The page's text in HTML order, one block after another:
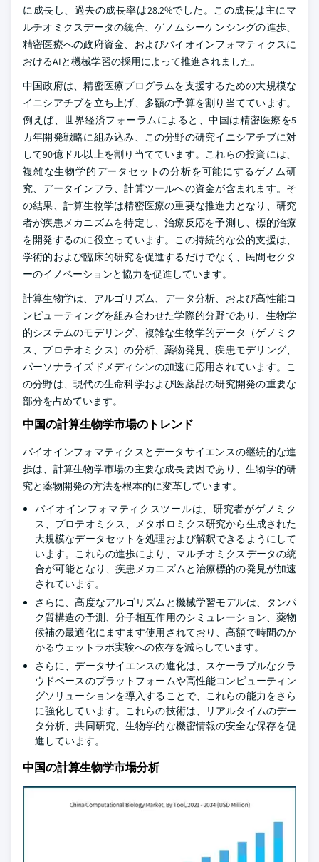
に成長し、過去の成長率は28.2%でした。この成長は主にマ
ルチオミクスデータの統合、ゲノムシーケンシングの進歩、
精密医療への政府資金、およびバイオインフォマティクスに
おけるAIと機械学習の採用によって推進されました。
中国政府は、精密医療プログラムを支援するための大規模な
イニシアチブを立ち上げ、多額の予算を割り当てています。
例えば、世界経済フォーラムによると、中国は精密医療を5
カ年開発戦略に組み込み、この分野の研究イニシアチブに対
して90億ドル以上を割り当てています。これらの投資には、
複雑な生物学的データセットの分析を可能にするゲノム研
究、データインフラ、計算ツールへの資金が含まれます。そ
の結果、計算生物学は精密医療の重要な推進力となり、研究
者が疾患メカニズムを特定し、治療反応を予測し、標的治療
を開発するのに役立っています。この持続的な公的支援は、
学術的および臨床的研究を促進するだけでなく、民間セクタ
ーのイノベーションと協力を促進しています。
計算生物学は、アルゴリズム、データ分析、および高性能コ
ンピューティングを組み合わせた学際的分野であり、生物学
的システムのモデリング、複雑な生物学的データ（ゲノミク
ス、プロテオミクス）の分析、薬物発見、疾患モデリング、
パーソナライズドメディシンの加速に応用されています。こ
の分野は、現代の生命科学および医薬品の研究開発の重要な
部分を占めています。
中国の計算生物学市場のトレンド
バイオインフォマティクスとデータサイエンスの継続的な進
歩は、計算生物学市場の主要な成長要因であり、生物学的研
究と薬物開発の方法を根本的に変革しています。
バイオインフォマティクスツールは、研究者がゲノミク
ス、プロテオミクス、メタボロミクス研究から生成された
大規模なデータセットを処理および解釈できるようにして
います。これらの進歩により、マルチオミクスデータの統
合が可能となり、疾患メカニズムと治療標的の発見が加速
されています。
さらに、高度なアルゴリズムと機械学習モデルは、タンパ
ク質構造の予測、分子相互作用のシミュレーション、薬物
候補の最適化にますます使用されており、高額で時間のか
かるウェットラボ実験への依存を減らしています。
さらに、データサイエンスの進化は、スケーラブルなクラ
ウドベースのプラットフォームや高性能コンピューティン
グソリューションを導入することで、これらの能力をさら
に強化しています。これらの技術は、リアルタイムのデー
タ分析、共同研究、生物学的な機密情報の安全な保存を促
進しています。
中国の計算生物学市場分析